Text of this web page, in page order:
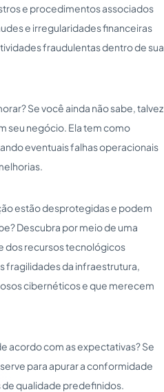
e procedimentos associados
e irregularidades financeiras
fraudulentas dentro de sua
Se você ainda não sabe, talvez
seu negócio. Ela tem como
eventuais falhas operacionais
estão desprotegidas e podem
Descubra por meio de uma
dos recursos tecnológicos
fragilidades da infraestrutura,
cibernéticos e que merecem
acordo com as expectativas? Se
para apurar a conformidade
qualidade predefinidos.